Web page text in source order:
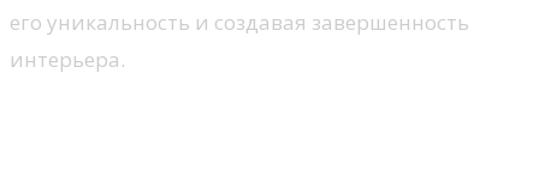
его уникальность и создавая завершенность
интерьера.